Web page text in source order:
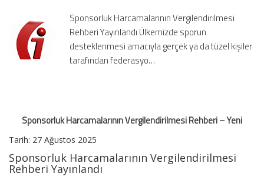
Yeni
için
Sponsorluk Harcamalarının Vergilendirilmesi
Rehberi Yayınlandı Ülkemizde sporun
desteklenmesi amacıyla gerçek ya da tüzel kişiler
tarafından federasyo…
Sponsorluk Harcamalarının Vergilendirilmesi Rehberi – Yeni
Tarih: 27 Ağustos 2025
Sponsorluk Harcamalarının Vergilendirilmesi
Rehberi Yayınlandı